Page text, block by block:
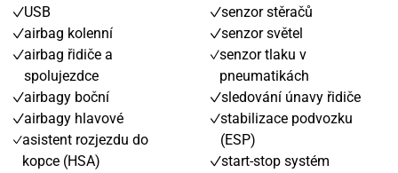
USB
airbag kolenní
airbag řidiče a
spolujezdce
airbagy boční
airbagy hlavové
asistent rozjezdu do
kopce (HSA)
senzor stěračů
senzor světel
senzor tlaku v
pneumatikách
sledování únavy řidiče
stabilizace podvozku
(ESP)
start-stop systém